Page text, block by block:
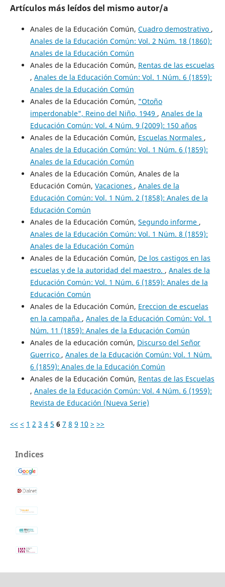
Artículos más leídos del mismo autor/a
Anales de la Educación Común, Cuadro demostrativo ,
Anales de la Educación Común: Vol. 2 Núm. 18 (1860):
Anales de la Educación Común
Anales de la Educación Común, Rentas de las escuelas
, Anales de la Educación Común: Vol. 1 Núm. 6 (1859):
Anales de la Educación Común
Anales de la Educación Común, "Otoño
imperdonable", Reino del Niño, 1949 , Anales de la
Educación Común: Vol. 4 Núm. 9 (2009): 150 años
Anales de la Educación Común, Escuelas Normales ,
Anales de la Educación Común: Vol. 1 Núm. 6 (1859):
Anales de la Educación Común
Anales de la Educación Común, Anales de la
Educación Común, Vacaciones , Anales de la
Educación Común: Vol. 1 Núm. 2 (1858): Anales de la
Educación Común
Anales de la Educación Común, Segundo informe ,
Anales de la Educación Común: Vol. 1 Núm. 8 (1859):
Anales de la Educación Común
Anales de la Educación Común, De los castigos en las
escuelas y de la autoridad del maestro. , Anales de la
Educación Común: Vol. 1 Núm. 6 (1859): Anales de la
Educación Común
Anales de la Educación Común, Ereccion de escuelas
en la campaña , Anales de la Educación Común: Vol. 1
Núm. 11 (1859): Anales de la Educación Común
Anales de la educación común, Discurso del Señor
Guerrico , Anales de la Educación Común: Vol. 1 Núm.
6 (1859): Anales de la Educación Común
Anales de la Educación Común, Rentas de las Escuelas
, Anales de la Educación Común: Vol. 4 Núm. 6 (1959):
Revista de Educación (Nueva Serie)
<< < 1 2 3 4 5 6 7 8 9 10 > >>
Indices